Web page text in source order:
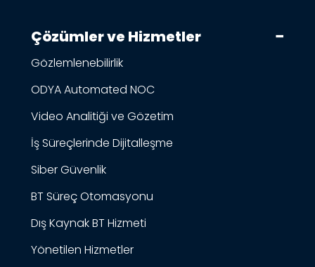
Çözümler ve Hizmetler
Gözlemlenebilirlik
ODYA Automated NOC
Video Analitiği ve Gözetim
İş Süreçlerinde Dijitalleşme
Siber Güvenlik
BT Süreç Otomasyonu
Dış Kaynak BT Hizmeti
Yönetilen Hizmetler